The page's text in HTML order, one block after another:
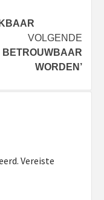
VOLGENDE
BETROUWBAAR
WORDEN’
Vereiste